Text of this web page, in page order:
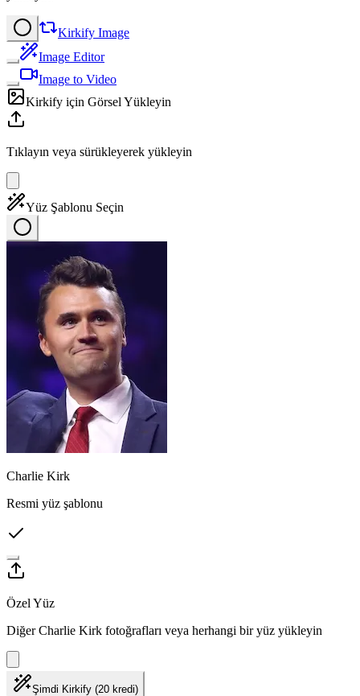
Kirkify Image
Image Editor
Image to Video
Kirkify için Görsel Yükleyin
Tıklayın veya sürükleyerek yükleyin
Yüz Şablonu Seçin
Charlie Kirk
Resmi yüz şablonu
Özel Yüz
Diğer Charlie Kirk fotoğrafları veya herhangi bir yüz yükleyin
Şimdi Kirkify (20 kredi)